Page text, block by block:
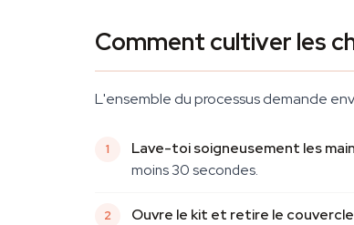
Comment cultiver les
L'ensemble du processus demande
Lave-toi soigneusement les
moins 30 secondes.
Ouvre le kit et retire le